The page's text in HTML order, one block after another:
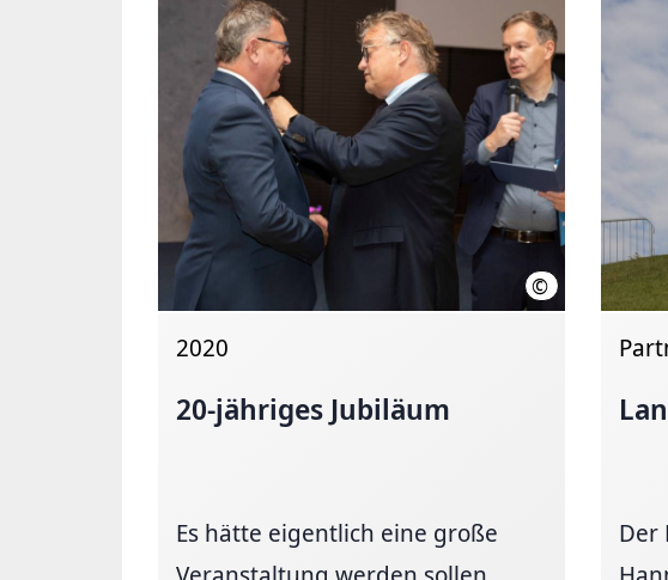
© Region Hannover
2020
20-jähriges Jubiläum
Es hätte eigentlich eine große
Der